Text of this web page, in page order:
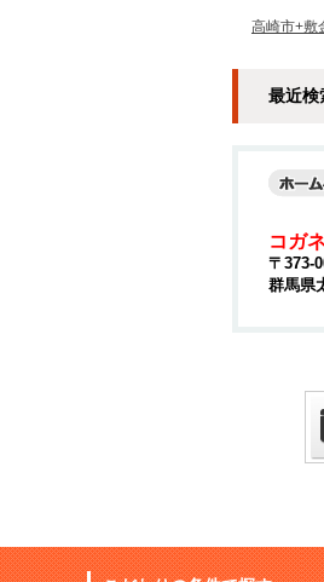
高崎市+敷
最近検
コガ
〒373-
群馬県